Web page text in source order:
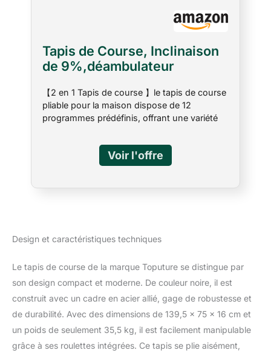
Tapis de Course, Inclinaison
de 9%,déambulateur
4en1,Compact et Portable,2.5
HP, Peut être placé sous Le
canapé, 12km/h,
télécommande, Double écran
LED, adapté au Bureau à
【2 en 1 Tapis de course 】le tapis de course
pliable pour la maison dispose de 12
programmes prédéfinis, offrant une variété
comme tapis de marche avec une vitesse de
1 à 8 km/h ou comme tapis roulant avec une
vitesse de 1 à 16 km/h pour répondre à vos
l'inclinaison à trois vitesses】Il existe un
vitesses ; première vitesse 0.4° ; deuxième
vitesse 3°; troisième vitesse 6° (12%). Il suffit
d'insérer la goupille pour régler l'inclinaison.
Après avoir ajusté la pente, vous pouvez
augmenter l'intensité de l'exercice, mieux
brûler les graisses, rester en bonne santé et
façonner un meilleur corps. Lorsque la rampe
Design et caractéristiques techniques
Le tapis de course de la marque Toputure se distingue par
son design compact et moderne. De couleur noire, il est
construit avec un cadre en acier allié, gage de robustesse et
de durabilité. Avec des dimensions de 139,5 x 75 x 16 cm et
un poids de seulement 35,5 kg, il est facilement manipulable
grâce à ses roulettes intégrées. Ce tapis se plie aisément,